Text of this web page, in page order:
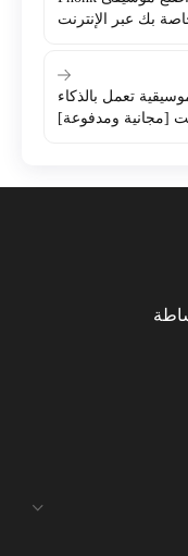
بك عبر الإنترنت
موسيقية تعمل بالذكاء
[مجانية ومدفوعة]